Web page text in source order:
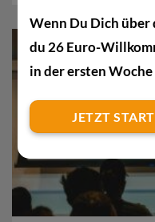
14
Apr.
Wenn Du Dich
du 26 Euro-
in der ersten
JETZT